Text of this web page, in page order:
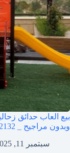
بيع العاب حدائق
وبدون مراجيح _ 920032132
سبتمبر 11, 2025